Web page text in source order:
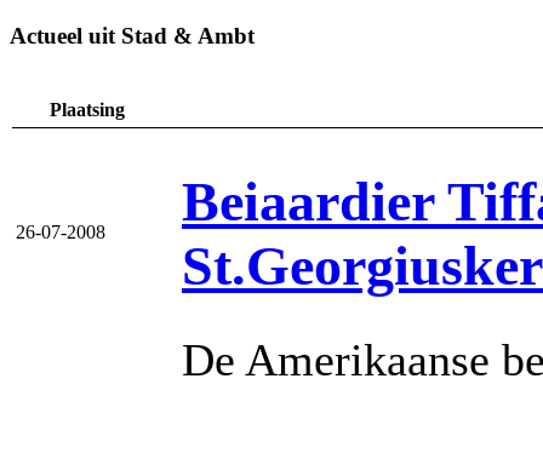
Actueel uit Stad & Ambt
Plaatsing
26-07-2008
Beiaardier
De Amerikaanse